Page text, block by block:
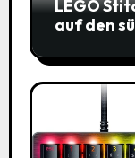
LEGO
auf den